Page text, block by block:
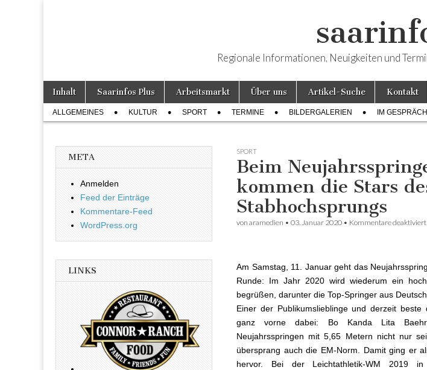
Regionale Informationen, Neuigkeiten und
Hauptmenü
Weiter zum Inhalt
Inhalt Saarinfos Plus Arbeitsmarkt Über uns Artikel-Suche Kontakt
Untermenü
ALLGEMEINES KULTUR SPORT TERMINE BILDERGALERIEN IM GESPRÄCH
SPORT
Beim
kommen die Stars
Stabhochsprungs
von aramedien • 03. Januar 2020 • Kommentare deaktiviert
Am Samstag, 11. Januar geht das
Runde: Im Jahr 2020 wird wiederum ein
begrüßen, darunter die Top-Springer aus
Einer der Publikumslieblinge und derzeit beste
ganz vorne dabei: Bo Kanda Lita
Neujahrsspringen mit 5,65 Metern nicht nur
übersprang auch die EM-Norm. Damit ging er
hervor. Bei der Leichtathletik-WM 2019
META
Anmelden
Feed der Einträge
Kommentare-Feed
WordPress.org
LINKS